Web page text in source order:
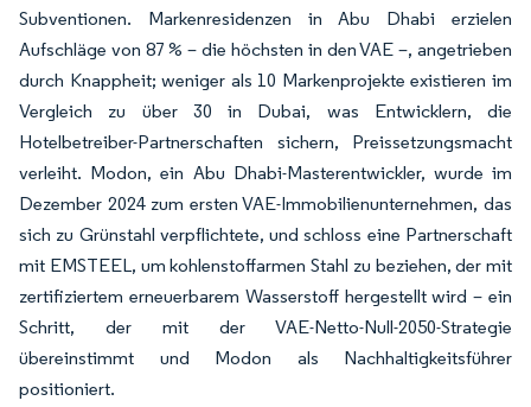
Subventionen. Markenresidenzen in Abu Dhabi erzielen
Aufschläge von 87 % – die höchsten in den VAE –, angetrieben
durch Knappheit; weniger als 10 Markenprojekte existieren im
Vergleich zu über 30 in Dubai, was Entwicklern, die
Hotelbetreiber-Partnerschaften sichern, Preissetzungsmacht
verleiht. Modon, ein Abu Dhabi-Masterentwickler, wurde im
Dezember 2024 zum ersten VAE-Immobilienunternehmen, das
sich zu Grünstahl verpflichtete, und schloss eine Partnerschaft
mit EMSTEEL, um kohlenstoffarmen Stahl zu beziehen, der mit
zertifiziertem erneuerbarem Wasserstoff hergestellt wird – ein
Schritt, der mit der VAE-Netto-Null-2050-Strategie
übereinstimmt und Modon als Nachhaltigkeitsführer
positioniert.